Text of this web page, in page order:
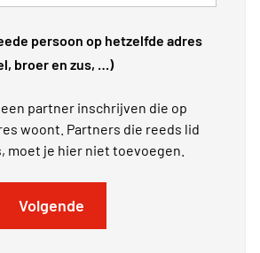
persoon op hetzelfde adres
broer en zus, …)
partner inschrijven die op
woont. Partners die reeds lid
moet je hier niet toevoegen.
Volgende